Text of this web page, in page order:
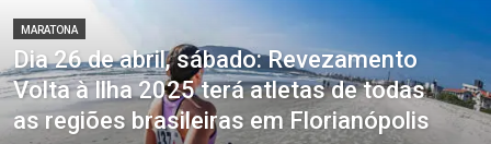
MARATONA
Dia 26 de abril, sábado: Revezamento
Volta à Ilha 2025 terá atletas de todas
as regiões brasileiras em Florianópolis